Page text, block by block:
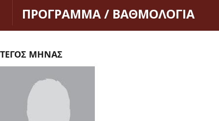
ΠΡΟΓΡΑΜΜΑ / ΒΑΘΜΟΛΟΓΙΑ
ΤΕΓΟΣ ΜΗΝΑΣ